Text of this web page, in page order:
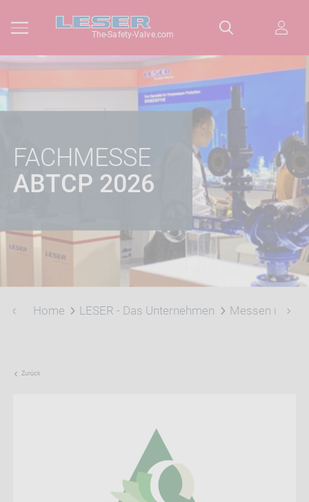
The-Safety-Valve.com
FACHMESSE
ABTCP 2026
Home LESER - Das Unternehmen Messen und
Zurück